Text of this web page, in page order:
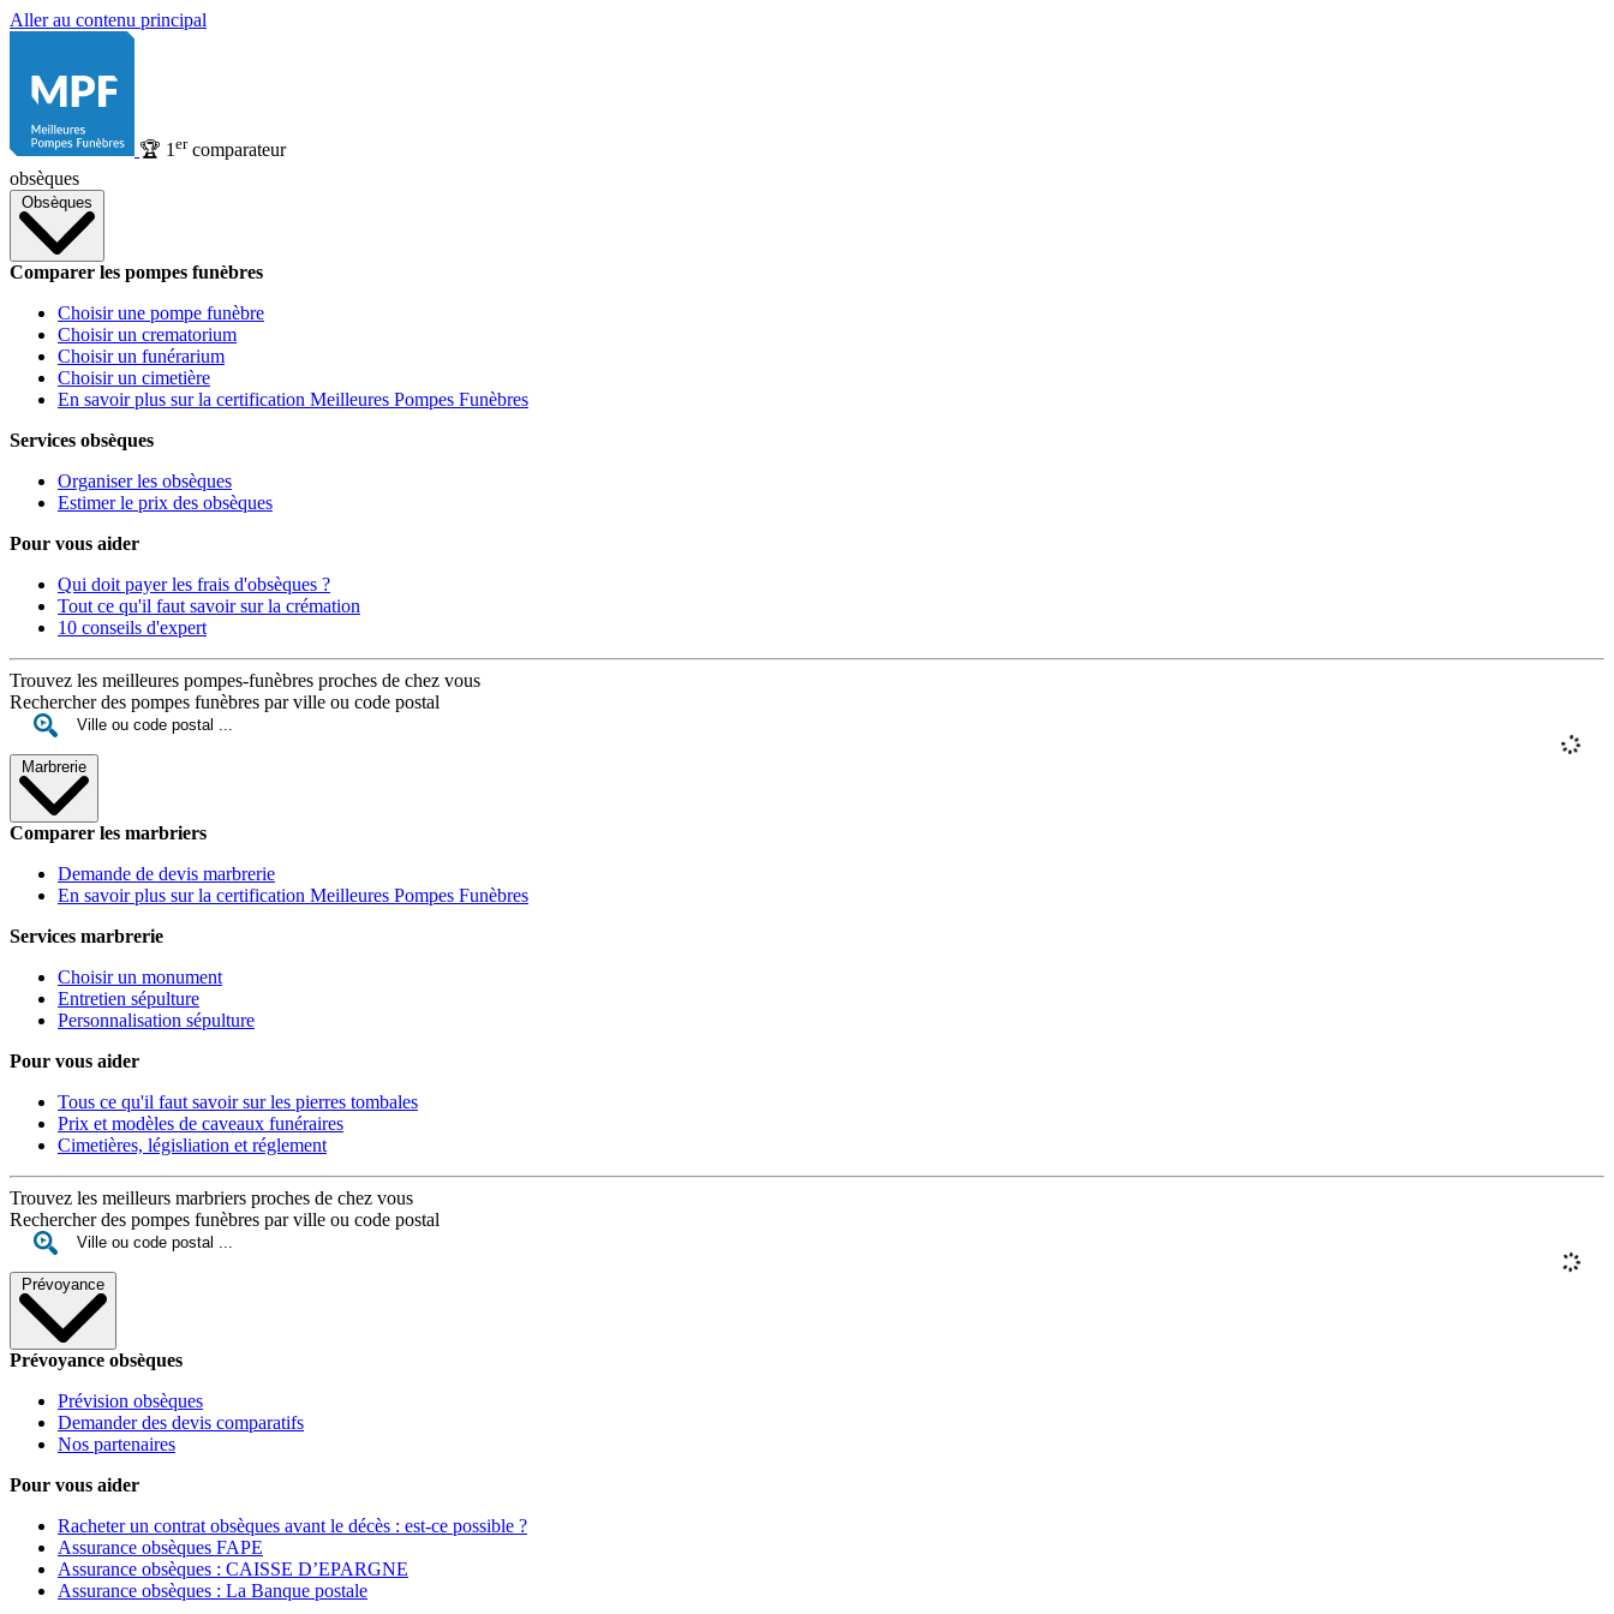
Aller au contenu principal
🏆 1 ercomparateur
obsèques
Obsèques
Comparer les pompes funèbres
Choisir une pompe funèbre
Choisir un crematorium
Choisir un funérarium
Choisir un cimetière
En savoir plus sur la certification Meilleures Pompes Funèbres
Services obsèques
Organiser les obsèques
Estimer le prix des obsèques
Pour vous aider
Qui doit payer les frais d'obsèques ?
Tout ce qu'il faut savoir sur la crémation
10 conseils d'expert
Trouvez les meilleures pompes-funèbres proches de chez vous
Rechercher des pompes funèbres par ville ou code postal
Marbrerie
Comparer les marbriers
Demande de devis marbrerie
En savoir plus sur la certification Meilleures Pompes Funèbres
Services marbrerie
Choisir un monument
Entretien sépulture
Personnalisation sépulture
Pour vous aider
Tous ce qu'il faut savoir sur les pierres tombales
Prix et modèles de caveaux funéraires
Cimetières, législiation et réglement
Trouvez les meilleurs marbriers proches de chez vous
Rechercher des pompes funèbres par ville ou code postal
Prévoyance
Prévoyance obsèques
Prévision obsèques
Demander des devis comparatifs
Nos partenaires
Pour vous aider
Racheter un contrat obsèques avant le décès : est-ce possible ?
Assurance obsèques FAPE
Assurance obsèques : CAISSE D’EPARGNE
Assurance obsèques : La Banque postale